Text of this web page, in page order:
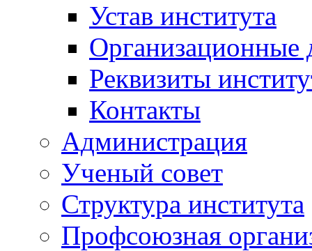
Устав института
Организационные
Реквизиты
Контакты
Администрация
Ученый совет
Структура института
Профсоюзная